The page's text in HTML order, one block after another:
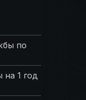
по
1 год